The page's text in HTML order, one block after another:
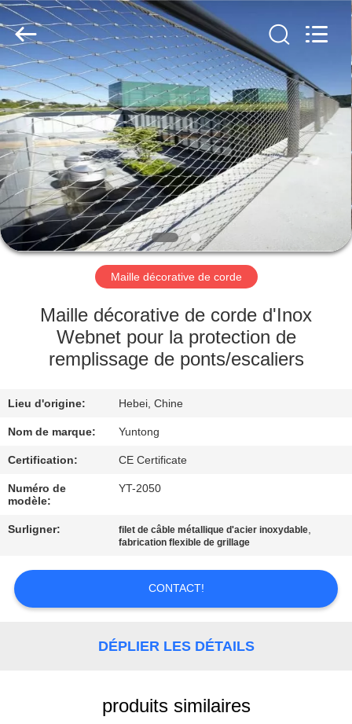
MAISON
PRODUITS
AU
SUJET
DE
NOUS
VISITE
D'USINE
DE
QUALITÉ
CONTACTEZ-
NOUS
DEMANDEZ
câble
métallique
d'acier
inoxydable
Fournisseur.
Copyright
2018
2025
Anping
Yuntong
Metal
Mesh
Co.,
Ltd..
All
Reserved.
Maille décorative de corde
Maille décorative de corde d'Inox
Webnet pour la protection de
remplissage de ponts/escaliers
Lieu d'origine: Hebei, Chine
Nom de marque: Yuntong
Certification: CE Certificate
Numéro de
modèle:
YT-2050
Surligner: filet de câble métallique d'acier inoxydable,
fabrication flexible de grillage
CONTACT!
DÉPLIER LES DÉTAILS
produits similaires